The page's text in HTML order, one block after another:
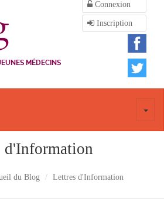
Connexion
Inscription
MÉDECINS
Toggle
du Blog
Lettres d'Information